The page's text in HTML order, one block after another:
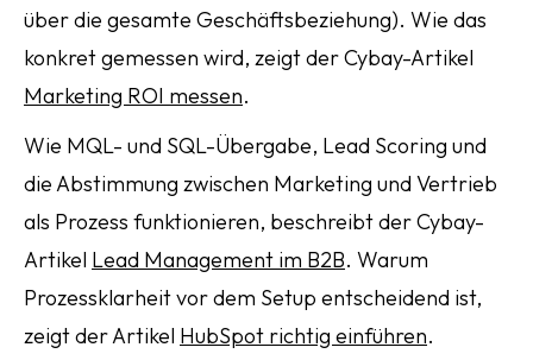
über die gesamte Geschäftsbeziehung). Wie das
konkret gemessen wird, zeigt der Cybay-Artikel
Marketing ROI messen.
Wie MQL- und SQL-Übergabe, Lead Scoring und
die Abstimmung zwischen Marketing und Vertrieb
als Prozess funktionieren, beschreibt der Cybay-
Artikel Lead Management im B2B. Warum
Prozessklarheit vor dem Setup entscheidend ist,
zeigt der Artikel HubSpot richtig einführen.